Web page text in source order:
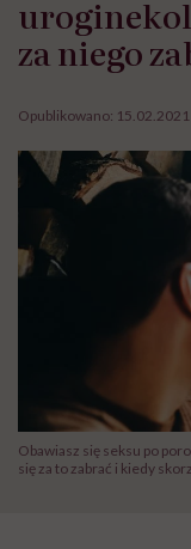
za niego
Opublikowano:
Obawiasz się seksu po
się za to zabrać i kiedy